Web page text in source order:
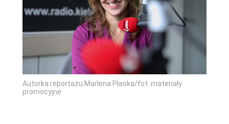
Autorka reportażu Marlena Płaska/fot. materiały
promocyjne